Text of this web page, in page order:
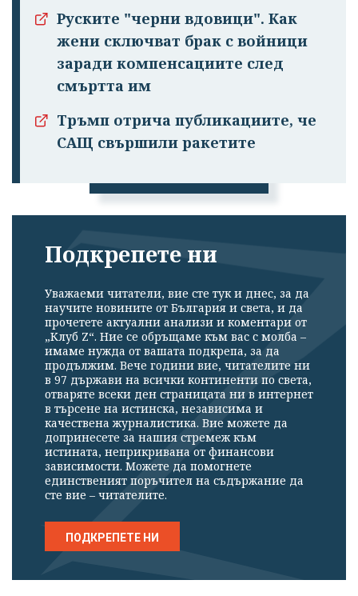
Успешно
излязохте от
профила си!
Руските "черни вдовици". Как
жени сключват брак с войници
заради компенсациите след
смъртта им
Тръмп отрича публикациите, че
САЩ свършили ракетите
Подкрепете ни
Уважаеми читатели, вие сте тук и днес, за да
научите новините от България и света, и да
прочетете актуални анализи и коментари от
„Клуб Z“. Ние се обръщаме към вас с молба –
имаме нужда от вашата подкрепа, за да
продължим. Вече години вие, читателите ни
в 97 държави на всички континенти по света,
отваряте всеки ден страницата ни в интернет
в търсене на истинска, независима и
качествена журналистика. Вие можете да
допринесете за нашия стремеж към
истината, неприкривана от финансови
зависимости. Можете да помогнете
единственият поръчител на съдържание да
сте вие – читателите.
ПОДКРЕПЕТЕ НИ